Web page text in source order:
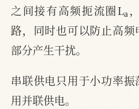
之间接有高频扼流圈L
路，同时也可以防止高
部分产生干扰。
串联供电只用于小功率
用并联供电。